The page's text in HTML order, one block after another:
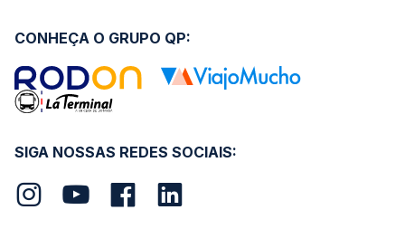
SIGA NOSSAS REDES SOCIAIS:
CONHEÇA O GRUPO QP: